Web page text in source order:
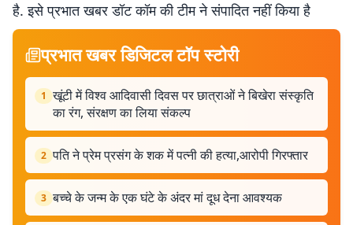
है. इसे प्रभात खबर डॉट कॉम की टीम ने संपादित नहीं किया है
प्रभात खबर डिजिटल टॉप स्टोरी
1 खूंटी में विश्व आदिवासी दिवस पर छात्राओं ने बिखेरा संस्कृति
का रंग, संरक्षण का लिया संकल्प
2 पति ने प्रेम प्रसंग के शक में पत्नी की हत्या,आरोपी गिरफ्तार
3 बच्चे के जन्म के एक घंटे के अंदर मां दूध देना आवश्यक